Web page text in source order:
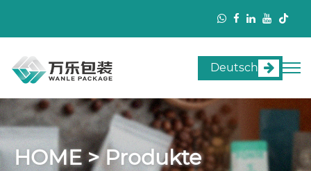
Deutsch
HOME > Produkte